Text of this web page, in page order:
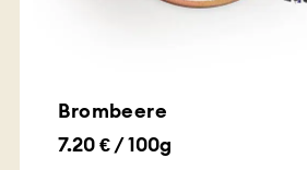
Brombeere
7.20 € / 100g